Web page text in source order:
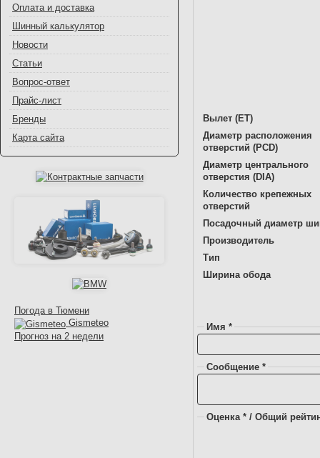
Оплата и доставка
Шинный калькулятор
Новости
Статьи
Вопрос-ответ
Прайс-лист
Бренды
Карта сайта
Погода в Тюмени
Gismeteo
Прогноз на 2 недели
Вылет (ET)
Диаметр расположения
отверстий (PCD)
Диаметр центрального
отверстия (DIA)
Количество крепежных
отверстий
Посадочный диаметр
Производитель
Тип
Ширина обода
Имя *
Сообщение *
Оценка * / Общий